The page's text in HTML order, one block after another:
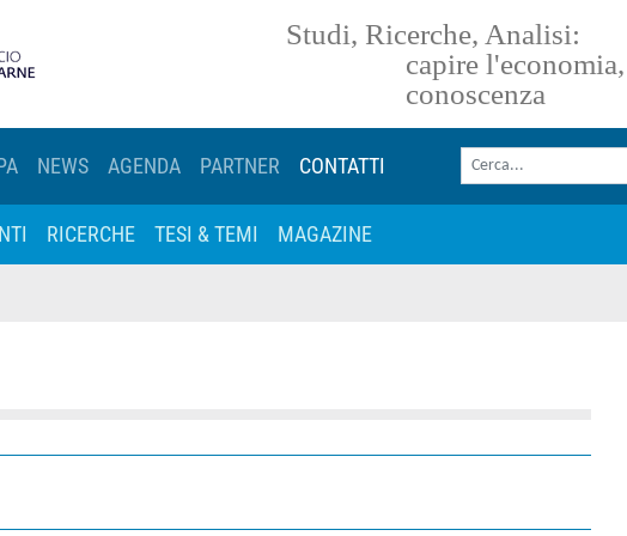
Studi, Ricerche, Analisi:
capire
conoscenza
NEWS AGENDA PARTNER CONTATTI
Cerca nel sito
RICERCHE TESI & TEMI MAGAZINE